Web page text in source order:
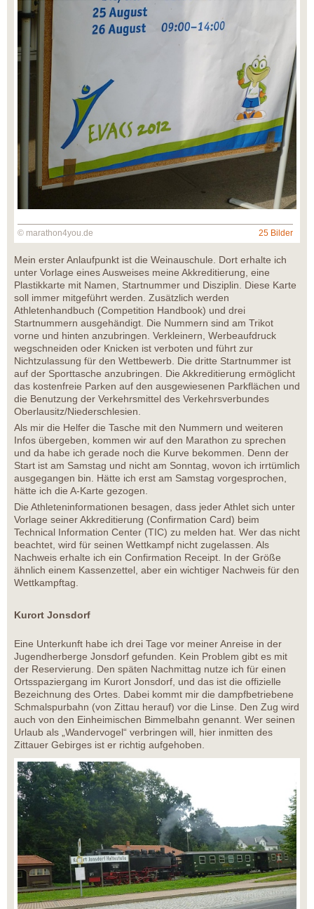
© marathon4you.de 25 Bilder
Mein erster Anlaufpunkt ist die Weinauschule. Dort erhalte ich
unter Vorlage eines Ausweises meine Akkreditierung, eine
Plastikkarte mit Namen, Startnummer und Disziplin. Diese Karte
soll immer mitgeführt werden. Zusätzlich werden
Athletenhandbuch (Competition Handbook) und drei
Startnummern ausgehändigt. Die Nummern sind am Trikot
vorne und hinten anzubringen. Verkleinern, Werbeaufdruck
wegschneiden oder Knicken ist verboten und führt zur
Nichtzulassung für den Wettbewerb. Die dritte Startnummer ist
auf der Sporttasche anzubringen. Die Akkreditierung ermöglicht
das kostenfreie Parken auf den ausgewiesenen Parkflächen und
die Benutzung der Verkehrsmittel des Verkehrsverbundes
Oberlausitz/Niederschlesien.
Als mir die Helfer die Tasche mit den Nummern und weiteren
Infos übergeben, kommen wir auf den Marathon zu sprechen
und da habe ich gerade noch die Kurve bekommen. Denn der
Start ist am Samstag und nicht am Sonntag, wovon ich irrtümlich
ausgegangen bin. Hätte ich erst am Samstag vorgesprochen,
hätte ich die A-Karte gezogen.
Die Athleteninformationen besagen, dass jeder Athlet sich unter
Vorlage seiner Akkreditierung (Confirmation Card) beim
Technical Information Center (TIC) zu melden hat. Wer das nicht
beachtet, wird für seinen Wettkampf nicht zugelassen. Als
Nachweis erhalte ich ein Confirmation Receipt. In der Größe
ähnlich einem Kassenzettel, aber ein wichtiger Nachweis für den
Wettkampftag.
Kurort Jonsdorf
Eine Unterkunft habe ich drei Tage vor meiner Anreise in der
Jugendherberge Jonsdorf gefunden. Kein Problem gibt es mit
der Reservierung. Den späten Nachmittag nutze ich für einen
Ortsspaziergang im Kurort Jonsdorf, und das ist die offizielle
Bezeichnung des Ortes. Dabei kommt mir die dampfbetriebene
Schmalspurbahn (von Zittau herauf) vor die Linse. Den Zug wird
auch von den Einheimischen Bimmelbahn genannt. Wer seinen
Urlaub als „Wandervogel“ verbringen will, hier inmitten des
Zittauer Gebirges ist er richtig aufgehoben.